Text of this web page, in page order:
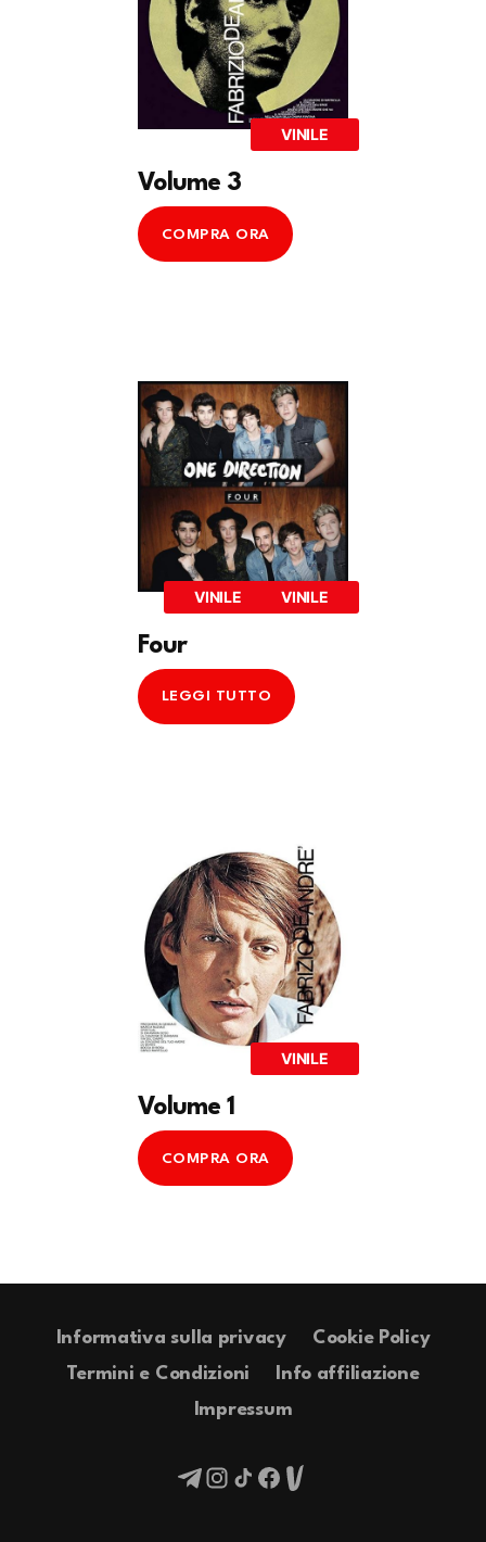
VINILE
Volume 3
COMPRA ORA
VINILE VINILE
Four
LEGGI TUTTO
VINILE
Volume 1
COMPRA ORA
Informativa sulla privacy
Cookie Policy
Termini e Condizioni
Info affiliazione
Impressum